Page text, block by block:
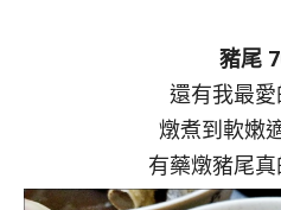
豬尾
還有我最
燉煮到軟嫩
有藥燉豬尾